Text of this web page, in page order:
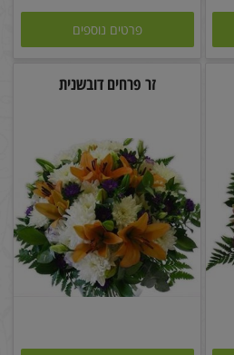
פרטים נוספים
זר פרחים דובשנית